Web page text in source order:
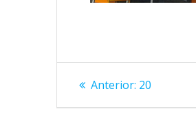
Navegación
de
Anterior: Entrada
20